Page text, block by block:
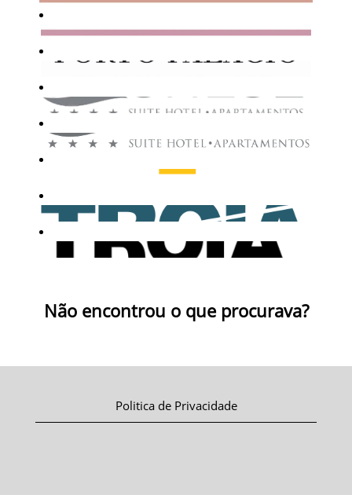
Não encontrou o que procurava?
Politica de Privacidade